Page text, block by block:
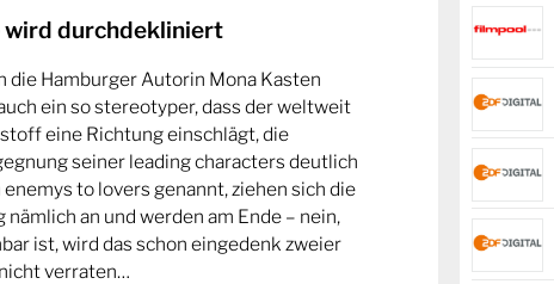
wird durchdekliniert
die Hamburger Autorin Mona Kasten
ein so stereotyper, dass der weltweit
eine Richtung einschlägt, die
seiner leading characters deutlich
to lovers genannt, ziehen sich die
an und werden am Ende – nein,
ist, wird das schon eingedenk zweier
verraten…